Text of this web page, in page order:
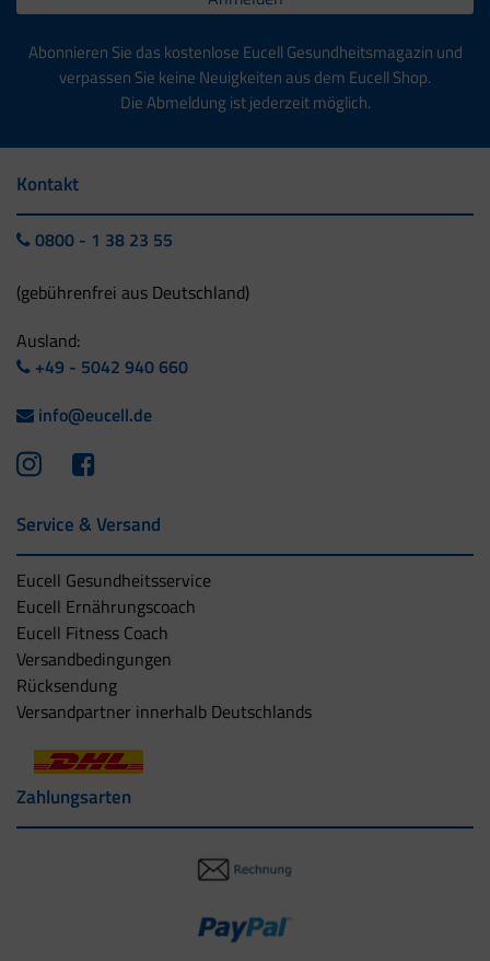
Abonnieren Sie das kostenlose Eucell Gesundheitsmagazin und
verpassen Sie keine Neuigkeiten aus dem Eucell Shop.
Die Abmeldung ist jederzeit möglich.
Kontakt
0800 - 1 38 23 55
(gebührenfrei aus Deutschland)
Ausland:
+49 - 5042 940 660
info@eucell.de
Service & Versand
Eucell Gesundheitsservice
Eucell Ernährungscoach
Eucell Fitness Coach
Versandbedingungen
Rücksendung
Versandpartner innerhalb Deutschlands
Zahlungsarten